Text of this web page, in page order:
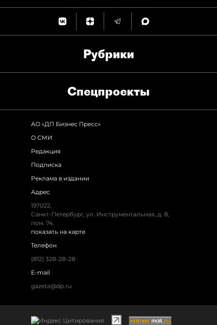
Рубрики
Спец­проекты
АО «ДП Бизнес Пресс»
О СМИ
Редакция
Подписка
Реклама в издании
Адрес
197022,
Санкт-Петербург, ул. Инструментальная, д. 8,
пом. 74.
показать на карте
Телефон
(812) 328-28-28
E-mail
gazeta@dp.ru